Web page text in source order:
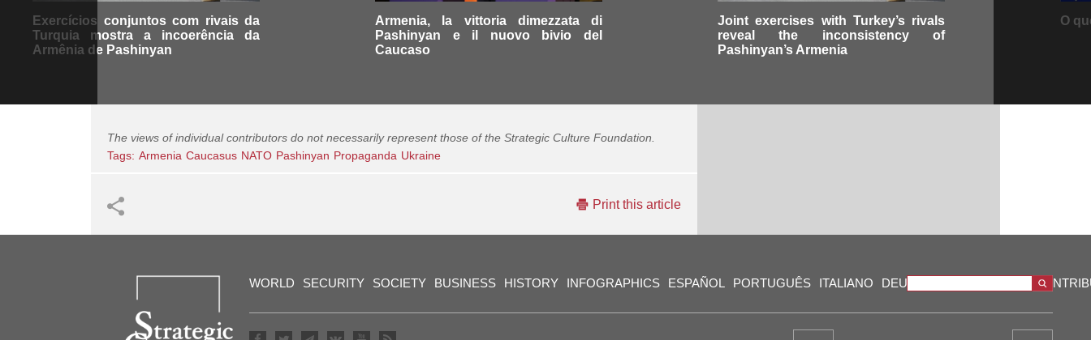
Exercícios conjuntos com rivais da
Turquia mostra a incoerência da
Armênia de Pashinyan
Armenia, la vittoria dimezzata di
Pashinyan e il nuovo bivio del
Caucaso
Joint exercises with Turkey’s rivals
reveal the inconsistency of
Pashinyan’s Armenia
O
The views of individual contributors do not necessarily represent those of the Strategic Culture Foundation.
Tags: Armenia Caucasus NATO Pashinyan Propaganda Ukraine
Print this article
WORLD SECURITY SOCIETY BUSINESS HISTORY INFOGRAPHICS ESPAÑOL PORTUGUÊS ITALIANO DEUTSCH OUR